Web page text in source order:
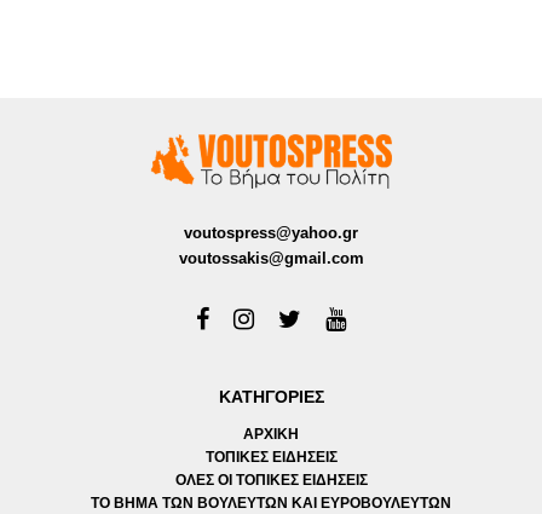
voutospress@yahoo.gr
voutossakis@gmail.com
ΚΑΤΗΓΟΡΙΕΣ
ΑΡΧΙΚΗ
ΤΟΠΙΚΕΣ ΕΙΔΗΣΕΙΣ
ΟΛΕΣ ΟΙ ΤΟΠΙΚΕΣ ΕΙΔΗΣΕΙΣ
ΤΟ ΒΗΜΑ ΤΩΝ ΒΟΥΛΕΥΤΩΝ ΚΑΙ ΕΥΡΟΒΟΥΛΕΥΤΩΝ